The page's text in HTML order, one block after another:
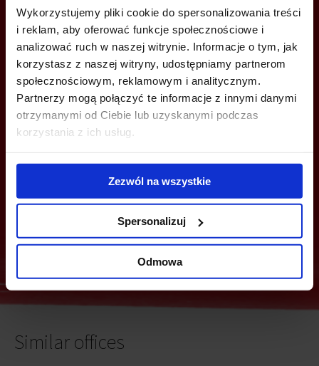
Wykorzystujemy pliki cookie do spersonalizowania treści
i reklam, aby oferować funkcje społecznościowe i
analizować ruch w naszej witrynie. Informacje o tym, jak
korzystasz z naszej witryny, udostępniamy partnerom
społecznościowym, reklamowym i analitycznym.
Partnerzy mogą połączyć te informacje z innymi danymi
otrzymanymi od Ciebie lub uzyskanymi podczas
korzystania z ich usług.
Zezwól na wszystkie
Spersonalizuj
Odmowa
YOU CAN LEAVE YOUR PHONE NUMBER AND WE WILL CONTACT
YOU
Send
Similar offices